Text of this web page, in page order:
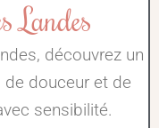
Landes
découvrez un
de douceur et de
sensibilité.